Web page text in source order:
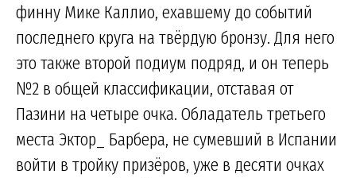
финну Мике Каллио, ехавшему до событий
последнего круга на твёрдую бронзу. Для него
это также второй подиум подряд, и он теперь
№2 в общей классификации, отставая от
Пазини на четыре очка. Обладатель третьего
места Эктор_ Барбера, не сумевший в Испании
войти в тройку призёров, уже в десяти очках